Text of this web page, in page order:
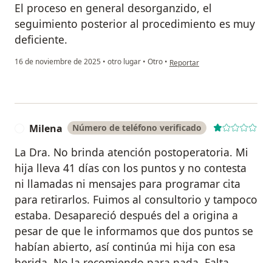
El proceso en general desorganzido, el
seguimiento posterior al procedimiento es muy
deficiente.
16 de noviembre de 2025 • otro lugar • Otro • en opinión del usuario Angie
Reportar
Milena Número de teléfono verificado
La Dra. No brinda atención postoperatoria. Mi
hija lleva 41 días con los puntos y no contesta
ni llamadas ni mensajes para programar cita
para retirarlos. Fuimos al consultorio y tampoco
estaba. Desapareció después del a origina a
pesar de que le informamos que dos puntos se
habían abierto, así continúa mi hija con esa